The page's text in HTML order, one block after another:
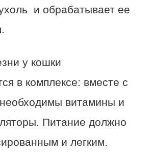
и обрабатывает ее
у кошки
в комплексе: вместе с
витамины и
Питание должно
и легким.